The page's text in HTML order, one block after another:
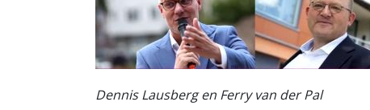
Dennis Lausberg en Ferry van der Pal